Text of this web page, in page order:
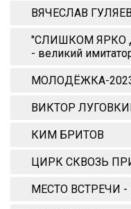
ВЯЧЕСЛАВ
"СЛИШКОМ ЯРКО
- великий
МОЛОДЁЖКА-
ВИКТОР
КИМ БРИТОВ
ЦИРК СКВОЗЬ
МЕСТО ВСТРЕЧИ